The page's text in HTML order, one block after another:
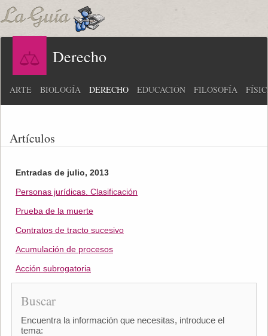
Derecho
ARTE BIOLOGÍA DERECHO EDUCACIÓN FILOSOFÍA
Artículos
Entradas de julio, 2013
Personas jurídicas. Clasificación
Prueba de la muerte
Contratos de tracto sucesivo
Acumulación de procesos
Acción subrogatoria
Buscar
Encuentra la información que necesitas, introduce el
tema: